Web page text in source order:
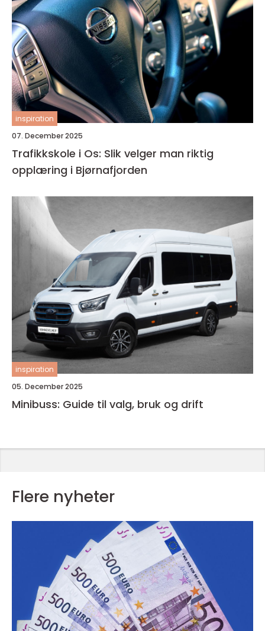
inspiration
07. December 2025
Trafikkskole i Os: Slik velger man riktig
opplæring i Bjørnafjorden
inspiration
05. December 2025
Minibuss: Guide til valg, bruk og drift
Flere nyheter